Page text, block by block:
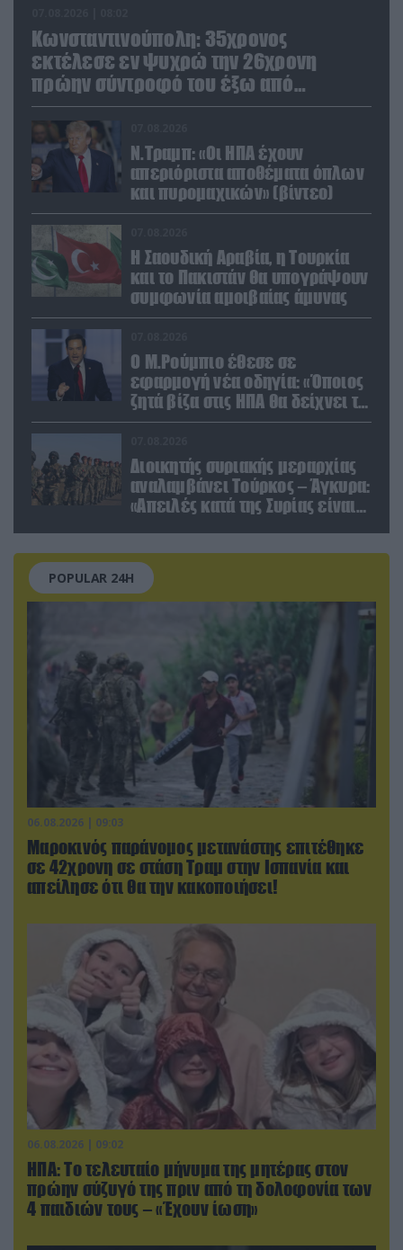
Κωνσταντινούπολη: 35χρονος
εκτέλεσε εν ψυχρώ την 26χρονη
πρώην σύντροφό του έξω από
φαρμακείο (βίντεο)
Ν.Τραμπ: «Οι ΗΠΑ έχουν
απεριόριστα αποθέματα όπλων
και πυρομαχικών» (βίντεο)
Η Σαουδική Αραβία, η Τουρκία
και το Πακιστάν θα υπογράψουν
συμφωνία αμοιβαίας άμυνας
Ο Μ.Ρούμπιο έθεσε σε
εφαρμογή νέα οδηγία: «Όποιος
ζητά βίζα στις ΗΠΑ θα δείχνει τα
social media – Τίποτα κρυφό»
Διοικητής συριακής μεραρχίας
αναλαμβάνει Τούρκος – Άγκυρα:
«Απειλές κατά της Συρίας είναι
POPULAR 24H
06.08.2026 | 09:03
Μαροκινός παράνομος μετανάστης επιτέθηκε
σε 42χρονη σε στάση Τραμ στην Ισπανία και
απείλησε ότι θα την κακοποιήσει!
06.08.2026 | 09:02
ΗΠΑ: Το τελευταίο μήνυμα της μητέρας στον
πρώην σύζυγό της πριν από τη δολοφονία των
4 παιδιών τους – «Έχουν ίωση»